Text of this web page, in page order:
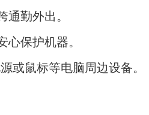
通勤外出。
心保护机器。
或鼠标等电脑周边设备。